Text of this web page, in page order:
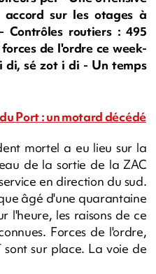
sur les otages à
Contrôles routiers : 495
de l'ordre ce week-
di, sé zot i di - Un temps
Port : un motard décédé
mortel a eu lieu sur la
de la sortie de la ZAC
en direction du sud.
âgé d'une quarantaine
l'heure, les raisons de ce
Forces de l'ordre,
sont sur place. La voie de